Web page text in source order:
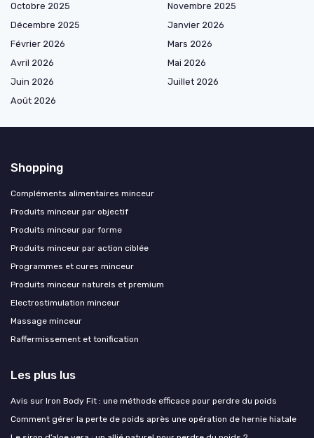
Octobre 2025
Novembre 2025
Décembre 2025
Janvier 2026
Février 2026
Mars 2026
Avril 2026
Mai 2026
Juin 2026
Juillet 2026
Août 2026
Shopping
Compléments alimentaires minceur
Produits minceur par objectif
Produits minceur par forme
Produits minceur par action ciblée
Programmes et cures minceur
Produits minceur naturels et premium
Electrostimulation minceur
Massage minceur
Raffermissement et tonification
Les plus lus
Avis sur Iron Body Fit : une méthode efficace pour perdre du poids
Comment gérer la perte de poids après une opération de hernie hiatale